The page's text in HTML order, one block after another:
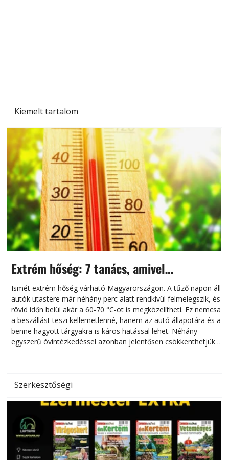
Kiemelt tartalom
Extrém hőség: 7 tanács, amivel
megóvhatjuk autónkat a nyári károktól
Ismét extrém hőség várható Magyarországon. A tűző napon álló
autók utastere már néhány perc alatt rendkívül felmelegszik, és
rövid időn belül akár a 60-70 °C-ot is megközelítheti. Ez nemcsak
a beszállást teszi kellemetlenné, hanem az autó állapotára és a
benne hagyott tárgyakra is káros hatással lehet. Néhány
egyszerű óvintézkedéssel azonban jelentősen csökkenthetjük a
Szerkesztőségi